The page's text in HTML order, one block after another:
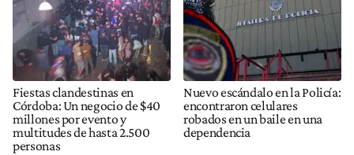
Fiestas clandestinas en
Córdoba: Un negocio de $40
millones por evento y
multitudes de hasta 2.500
personas
Nuevo escándalo en la Policía:
encontraron celulares
robados en un baile en una
dependencia